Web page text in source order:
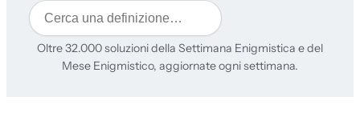
Cerca
Oltre 32.000 soluzioni della Settimana Enigmistica e del
Mese Enigmistico, aggiornate ogni settimana.